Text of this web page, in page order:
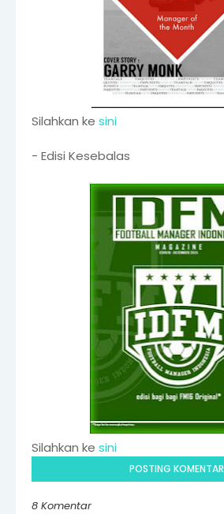
Silahkan ke sini
- Edisi Kesebalas
Silahkan ke sini
POSTING KOMENTAR
8 Komentar